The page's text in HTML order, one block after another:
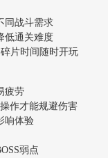
同战斗需求
低通关难度
片时间随时开玩
疲劳
作才能规避伤害
响体验
弱点